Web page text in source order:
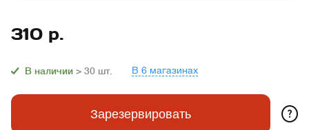
310 р.
В наличии > 30 шт. В 6 магазинах
Зарезервировать ?